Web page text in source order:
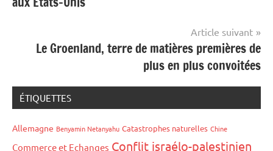
l’article
Article suivant
Le Groenland, terre de matières premières de
plus en plus convoitées
ÉTIQUETTES
Allemagne Benyamin Netanyahu Catastrophes naturelles Chine
Commerce et Echanges Conflit israélo-palestinien